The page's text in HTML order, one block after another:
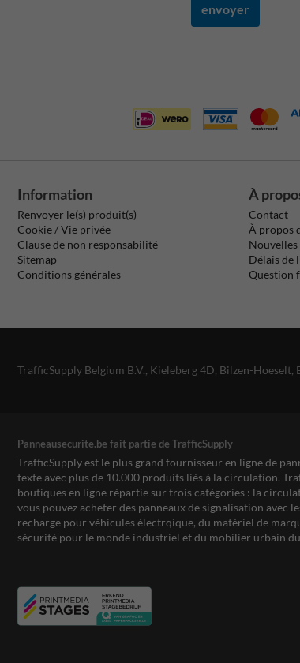
envoyer
Information
Renvoyer le(s) produit(s)
Cookie / Vie privée
Clause de non responsabilité
Sitemap
Conditions générales
À
Contact
À propos
Nouvelles
Délais de
Question
TrafficSupply Belgium B.V., Kieleberg 4D, Bilzen-Hoeselt,
Panneausecurite.be fait partie de TrafficSupply
TrafficSupply est le plus grand fournisseur en ligne de
texte avec plus de 10.000 produits liés à la circulation.
boutiques en ligne répartie sur trois catégories : la
vous pouvez acheter des panneaux de signalisation avec
recharge pour véhicules électrqique, du matériel de
sécurité pour le monde industriel et du mobilier urbain